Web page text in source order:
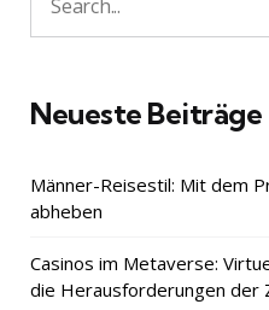
Search
for:
Neueste Beiträge
Männer-Reisestil: Mit dem
abheben
Casinos im Metaverse:
die Herausforderungen der